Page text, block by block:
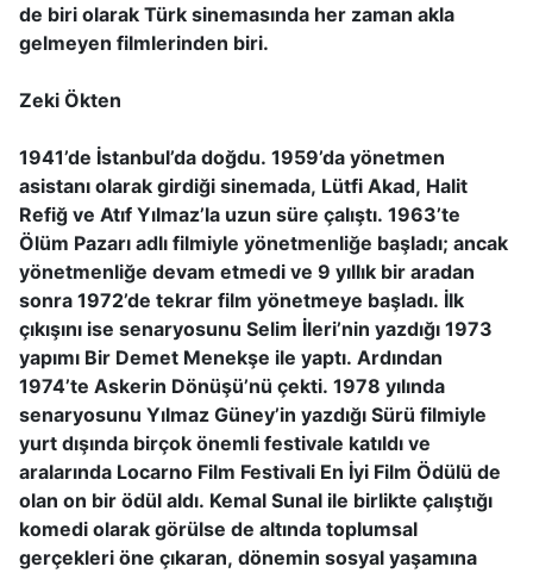
de biri olarak Türk sinemasında her zaman akla
gelmeyen filmlerinden biri.
Zeki Ökten
1941’de İstanbul’da doğdu. 1959’da yönetmen
asistanı olarak girdiği sinemada, Lütfi Akad, Halit
Refiğ ve Atıf Yılmaz’la uzun süre çalıştı. 1963’te
Ölüm Pazarı adlı filmiyle yönetmenliğe başladı; ancak
yönetmenliğe devam etmedi ve 9 yıllık bir aradan
sonra 1972’de tekrar film yönetmeye başladı. İlk
çıkışını ise senaryosunu Selim İleri’nin yazdığı 1973
yapımı Bir Demet Menekşe ile yaptı. Ardından
1974’te Askerin Dönüşü’nü çekti. 1978 yılında
senaryosunu Yılmaz Güney’in yazdığı Sürü filmiyle
yurt dışında birçok önemli festivale katıldı ve
aralarında Locarno Film Festivali En İyi Film Ödülü de
olan on bir ödül aldı. Kemal Sunal ile birlikte çalıştığı
komedi olarak görülse de altında toplumsal
gerçekleri öne çıkaran, dönemin sosyal yaşamına